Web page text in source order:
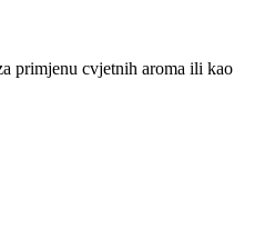
primjenu cvjetnih aroma ili kao